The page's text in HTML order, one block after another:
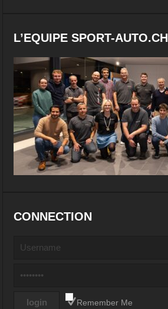
L’EQUIPE SPORT-AUTO.CH
CONNECTION
Remember Me